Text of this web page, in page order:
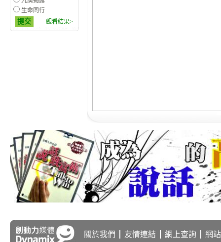
生命同行
提交 觀看結果>
關於我們 友情連結 網上查詢 網